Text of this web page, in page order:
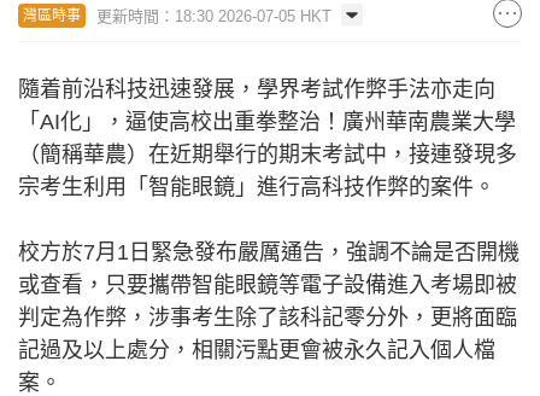
灣區時事 更新時間：18:30 2026-07-05 HKT
隨着前沿科技迅速發展，學界考試作弊手法亦走向
「AI化」，逼使高校出重拳整治！廣州華南農業大學
（簡稱華農）在近期舉行的期末考試中，接連發現多
宗考生利用「智能眼鏡」進行高科技作弊的案件。
校方於7月1日緊急發布嚴厲通告，強調不論是否開機
或查看，只要攜帶智能眼鏡等電子設備進入考場即被
判定為作弊，涉事考生除了該科記零分外，更將面臨
記過及以上處分，相關污點更會被永久記入個人檔
案。